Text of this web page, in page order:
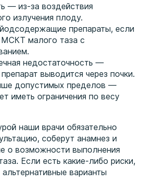
— из-за воздействия
излучения плоду.
препараты, если
МСКТ малого таза с
недостаточность —
выводится через почки.
допустимых пределов —
иметь ограничения по весу
наши врачи обязательно
соберут анамнез и
о возможности выполнения
Если есть какие-либо риски,
варианты